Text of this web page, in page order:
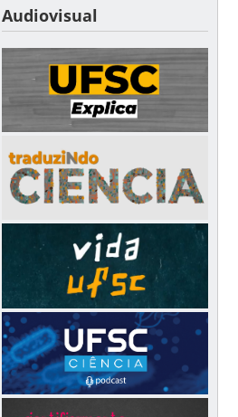
Audiovisual